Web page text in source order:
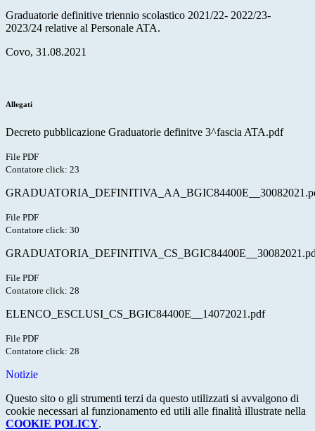
Graduatorie definitive triennio scolastico 2021/22- 2022/23-
2023/24 relative al Personale ATA.
Covo, 31.08.2021
Allegati
Decreto pubblicazione Graduatorie definitve 3^fascia ATA.pdf
File PDF
Contatore click: 23
File PDF
Contatore click: 30
File PDF
Contatore click: 28
ELENCO_ESCLUSI_CS_BGIC84400E__14072021.pdf
File PDF
Contatore click: 28
Notizie
Questo sito o gli strumenti terzi da questo utilizzati si avvalgono di
cookie necessari al funzionamento ed utili alle finalità illustrate nella
COOKIE POLICY.